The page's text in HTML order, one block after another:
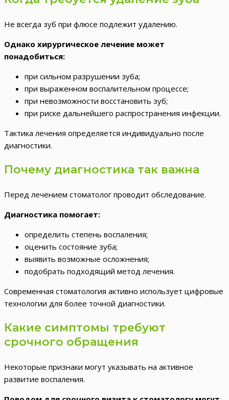
Не всегда зуб при флюсе подлежит удалению.
Однако хирургическое лечение может
понадобиться:
при сильном разрушении зуба;
при выраженном воспалительном процессе;
при невозможности восстановить зуб;
при риске дальнейшего распространения инфекции.
Тактика лечения определяется индивидуально после
диагностики.
Почему диагностика так важна
Перед лечением стоматолог проводит обследование.
Диагностика помогает:
определить степень воспаления;
оценить состояние зуба;
выявить возможные осложнения;
подобрать подходящий метод лечения.
Современная стоматология активно использует цифровые
технологии для более точной диагностики.
Какие симптомы требуют
срочного обращения
Некоторые признаки могут указывать на активное
развитие воспаления.